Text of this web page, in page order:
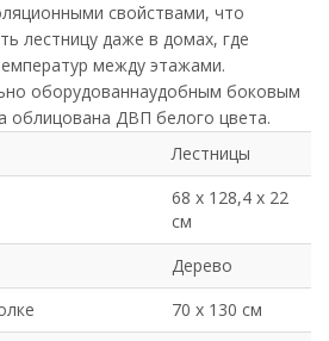
свойствами, что
лестницу даже в домах, где
между этажами.
оборудованнаудобным боковым
облицована ДВП белого цвета.
Лестницы
68 х 128,4 х 22
см
Дерево
70 х 130 см